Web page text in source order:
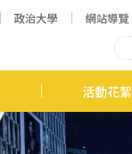
政治大學 網站導覽
活動花絮